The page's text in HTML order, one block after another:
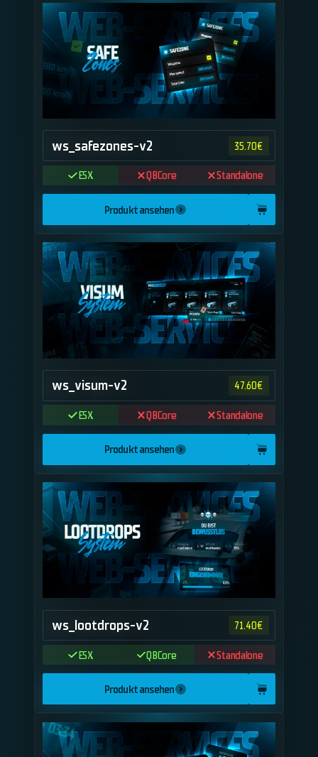
ws_safezones-v2 35.70€
ESX QBCore Standalone
Produkt ansehen
ws_visum-v2 47.60€
ESX QBCore Standalone
Produkt ansehen
ws_lootdrops-v2 71.40€
ESX QBCore Standalone
Produkt ansehen